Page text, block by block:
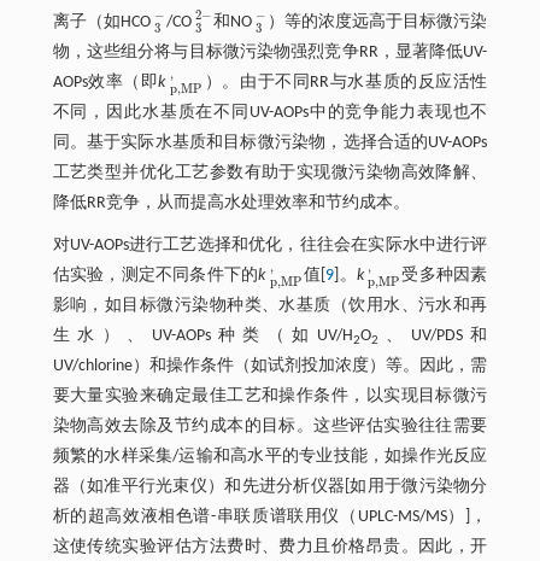
离子（如HCO −
3
3 -/CO 2−
3
3 -和NO −
3
3 ）等的浓度远高于目标微污染
物，这些组分将与目标微污染物强烈竞争RR，显著降低UV-
AOPs效率（即k 'p,MP
p ,MP '）。由于不同RR与水基质的反应活性
不同，因此水基质在不同UV-AOPs中的竞争能力表现也不
同。基于实际水基质和目标微污染物，选择合适的UV-AOPs
工艺类型并优化工艺参数有助于实现微污染物高效降解、
降低RR竞争，从而提高水处理效率和节约成本。
对UV-AOPs进行工艺选择和优化，往往会在实际水中进行评
估实验，测定不同条件下的k 'p,MP
p ,MP'
值[ 9 ]。 k 'p,MP
p ,MP'
受多种因素
影响，如目标微污染物种类、水基质（饮用水、污水和再
生水）、UV-AOPs种类（如UV/H2O2
、UV/PDS和
UV/chlorine）和操作条件（如试剂投加浓度）等。因此，需
要大量实验来确定最佳工艺和操作条件，以实现目标微污
染物高效去除及节约成本的目标。这些评估实验往往需要
频繁的水样采集/运输和高水平的专业技能，如操作光反应
器（如准平行光束仪）和先进分析仪器[如用于微污染物分
析的超高效液相色谱-串联质谱联用仪（UPLC-MS/MS）]，
这使传统实验评估方法费时、费力且价格昂贵。因此，开